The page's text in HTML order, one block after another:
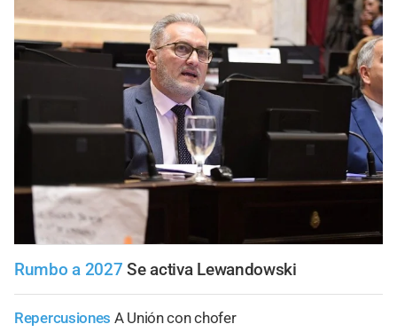
Rumbo a 2027 Se activa Lewandowski
Repercusiones A Unión con chofer